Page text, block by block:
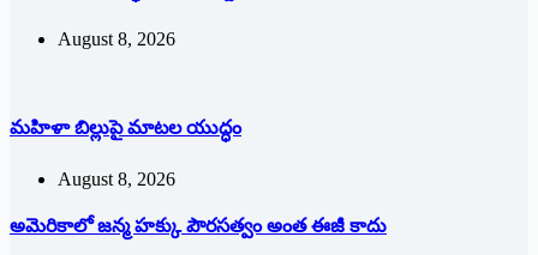
August 8, 2026
మహిళా బిల్లుపై మాటల యుద్ధం
August 8, 2026
అమెరికాలో జన్మ హక్కు పౌరసత్వం అంత ఈజీ కాదు